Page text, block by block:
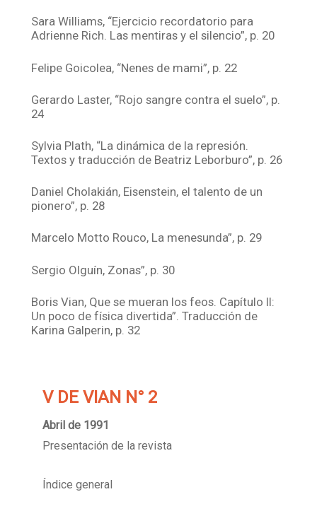
Sara Williams, “Ejercicio recordatorio para
Adrienne Rich. Las mentiras y el silencio”, p. 20
Felipe Goicolea, “Nenes de mami”, p. 22
Gerardo Laster, “Rojo sangre contra el suelo”, p.
24
Sylvia Plath, “La dinámica de la represión.
Textos y traducción de Beatriz Leborburo”, p. 26
Daniel Cholakián, Eisenstein, el talento de un
pionero”, p. 28
Marcelo Motto Rouco, La menesunda”, p. 29
Sergio Olguín, Zonas”, p. 30
Boris Vian, Que se mueran los feos. Capítulo II:
Un poco de física divertida”. Traducción de
Karina Galperin, p. 32
V DE VIAN N° 2
Abril de 1991
Presentación de la revista
Índice general